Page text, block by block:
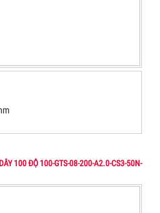
100 ĐỘ 100-GTS-08-200-A2.0-CS3-50N-